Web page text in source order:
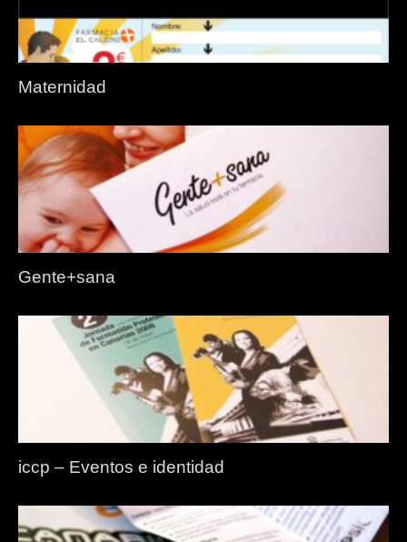
Maternidad
Gente+sana
iccp – Eventos e identidad